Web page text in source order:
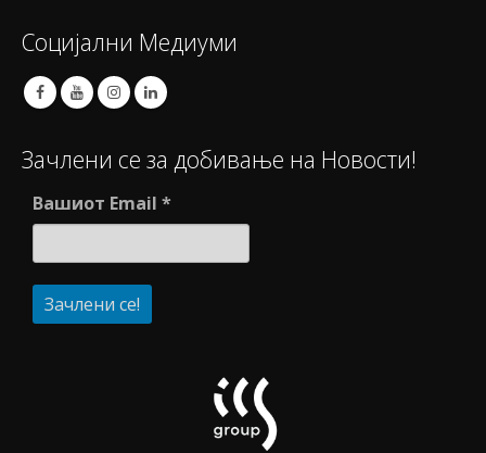
Социјални Медиуми
Зачлени се за добивање на Новости!
Вашиот Email *